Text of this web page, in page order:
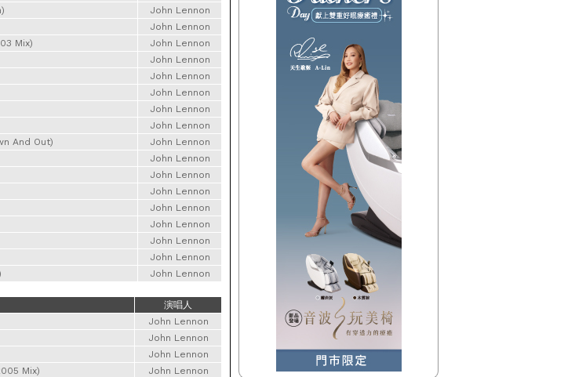
John Lennon
John Lennon
Mix)
John Lennon
John Lennon
John Lennon
John Lennon
John Lennon
John Lennon
And Out)
John Lennon
John Lennon
John Lennon
John Lennon
John Lennon
John Lennon
John Lennon
John Lennon
John Lennon
演唱人
John Lennon
John Lennon
John Lennon
Mix)
John Lennon
(聯播)
夜貓DJ-Dennis
【Next】
(北部)流行最前線